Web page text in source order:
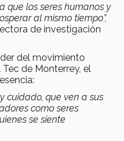
que los seres humanos y
al mismo tiempo”,
de investigación
del movimiento
de Monterrey, el
cuidado, que ven a sus
como seres
se siente